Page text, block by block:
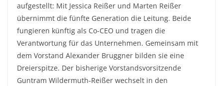
aufgestellt: Mit Jessica Reißer und Marten Reißer
übernimmt die fünfte Generation die Leitung. Beide
fungieren künftig als Co-CEO und tragen die
Verantwortung für das Unternehmen. Gemeinsam mit
dem Vorstand Alexander Bruggner bilden sie eine
Dreierspitze. Der bisherige Vorstandsvorsitzende
Guntram Wildermuth-Reißer wechselt in den